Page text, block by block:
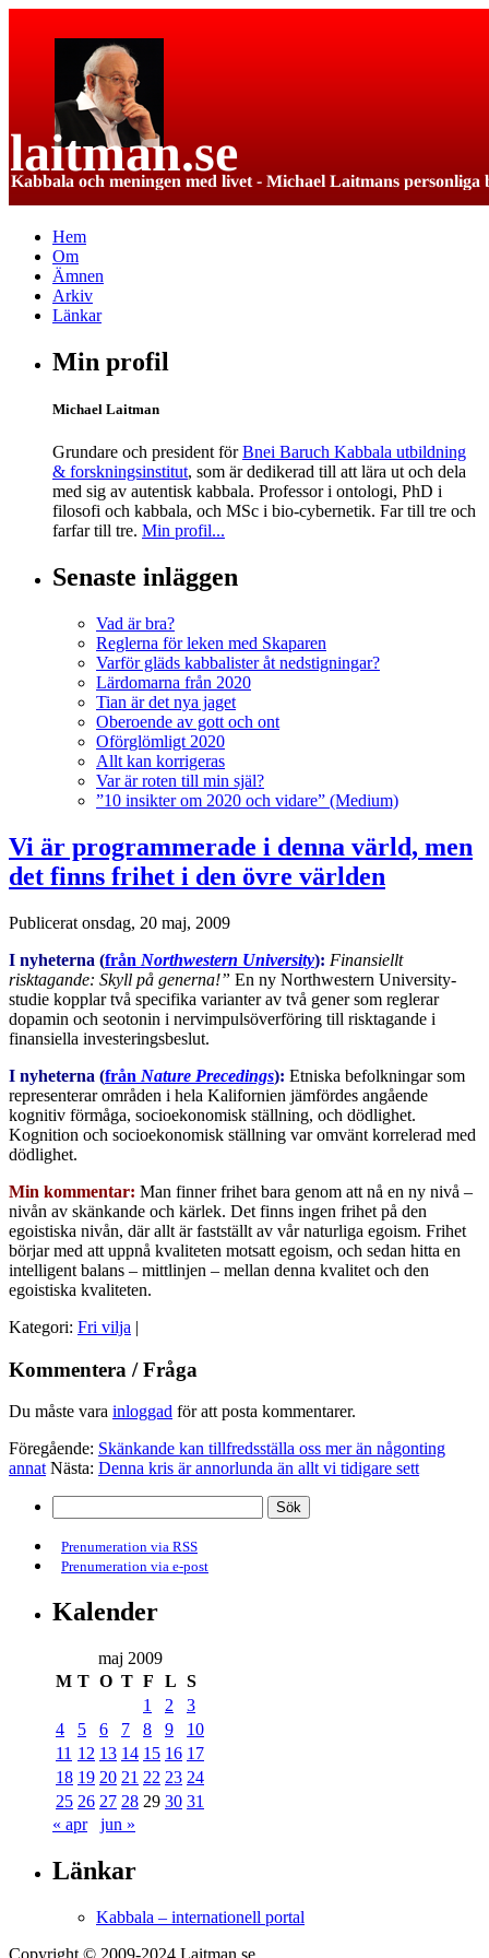
Hem
Om
Ämnen
Arkiv
Länkar
Min profil
Michael Laitman
Grundare och president förBnei Baruch Kabbala utbildning
& forskningsinstitut, som är dedikerad till att lära ut och dela
med sig av autentisk kabbala. Professor i ontologi, PhD i
filosofi och kabbala, och MSc i bio-cybernetik. Far till tre och
farfar till tre. Min profil...
Senaste inläggen
Vad är bra?
Reglerna för leken med Skaparen
Varför gläds kabbalister åt nedstigningar?
Lärdomarna från 2020
Tian är det nya jaget
Oberoende av gott och ont
Oförglömligt 2020
Allt kan korrigeras
Var är roten till min själ?
”10 insikter om 2020 och vidare” (Medium)
Vi är programmerade i denna värld, men
det finns frihet i den övre världen
Publicerat onsdag, 20 maj, 2009
I nyheterna (från Northwestern University): Finansiellt
risktagande: Skyll på generna!” En ny Northwestern University-
studie kopplar två specifika varianter av två gener som reglerar
dopamin och seotonin i nervimpulsöverföring till risktagande i
finansiella investeringsbeslut.
I nyheterna (från Nature Precedings): Etniska befolkningar som
representerar områden i hela Kalifornien jämfördes angående
kognitiv förmåga, socioekonomisk ställning, och dödlighet.
Kognition och socioekonomisk ställning var omvänt korrelerad med
dödlighet.
Min kommentar: Man finner frihet bara genom att nå en ny nivå –
nivån av skänkande och kärlek. Det finns ingen frihet på den
egoistiska nivån, där allt är fastställt av vår naturliga egoism. Frihet
börjar med att uppnå kvaliteten motsatt egoism, och sedan hitta en
intelligent balans – mittlinjen – mellan denna kvalitet och den
egoistiska kvaliteten.
Kategori: Fri vilja |
Kommentera / Fråga
Du måste vara inloggad för att posta kommentarer.
Föregående: Skänkande kan tillfredsställa oss mer än någonting
annat Nästa: Denna kris är annorlunda än allt vi tidigare sett
Prenumeration via RSS
Prenumeration via e-post
Kalender
maj 2009
M T O T F L S
1
2
3
4
5 6 7 8 9
10
11 12 13 14 15 16 17
18 19 20 21 22 23 24
25 26 27 28 29 30 31
« apr
jun »
Länkar
Kabbala – internationell portal
Copyright © 2009-2024 Laitman.se.